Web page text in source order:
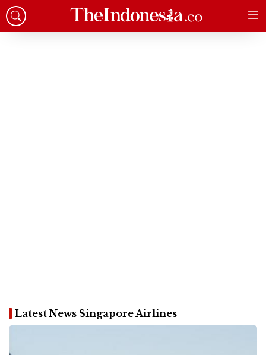
Latest News Singapore Airlines